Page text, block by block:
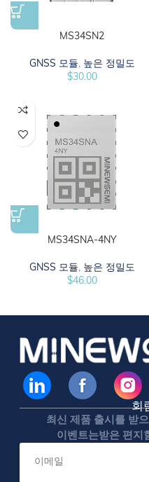
MS34SN2
GNSS 모듈, 높은 정밀도
$30.00
MS34SNA-4NY
GNSS 모듈, 높은 정밀도
$46.00
회
최신 제품 출시를 받
이벤트는받은 편지